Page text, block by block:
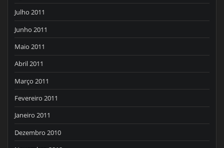
Julho 2011
Junho 2011
Maio 2011
Abril 2011
Março 2011
Fevereiro 2011
Janeiro 2011
Dezembro 2010